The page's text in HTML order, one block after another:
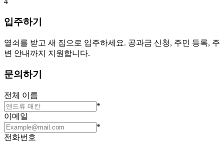
입주하기
열쇠를 받고 새 집으로 입주하세요. 공과금 신청, 주민 등록, 주
변 안내까지 지원합니다.
문의하기
전체 이름
*
이메일
*
전화번호